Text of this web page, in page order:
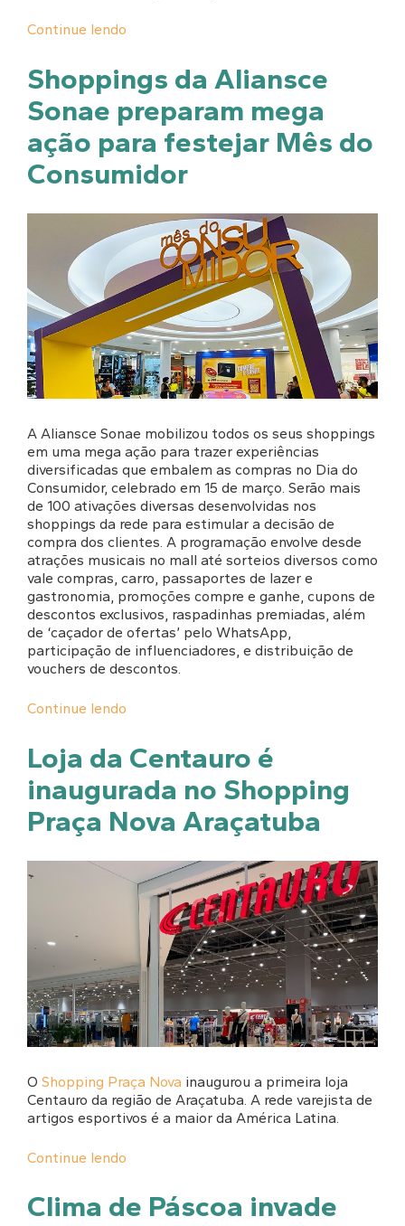
Continue lendo
Shoppings da Aliansce
Sonae preparam mega
ação para festejar Mês do
Consumidor
A Aliansce Sonae mobilizou todos os seus shoppings
em uma mega ação para trazer experiências
diversificadas que embalem as compras no Dia do
Consumidor, celebrado em 15 de março. Serão mais
de 100 ativações diversas desenvolvidas nos
shoppings da rede para estimular a decisão de
compra dos clientes. A programação envolve desde
atrações musicais no mall até sorteios diversos como
vale compras, carro, passaportes de lazer e
gastronomia, promoções compre e ganhe, cupons de
descontos exclusivos, raspadinhas premiadas, além
de ‘caçador de ofertas’ pelo WhatsApp,
participação de influenciadores, e distribuição de
vouchers de descontos.
Continue lendo
Loja da Centauro é
inaugurada no Shopping
Praça Nova Araçatuba
O Shopping Praça Nova inaugurou a primeira loja
Centauro da região de Araçatuba. A rede varejista de
artigos esportivos é a maior da América Latina.
Continue lendo
Clima de Páscoa invade